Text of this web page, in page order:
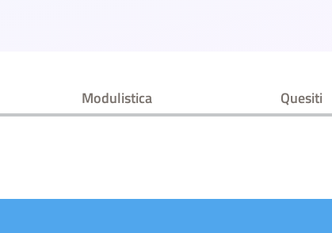
Modulistica Quesiti